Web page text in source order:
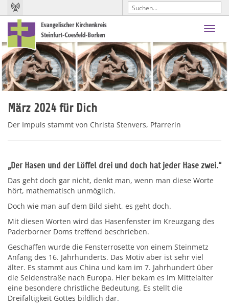
März 2024 für Dich
Der Impuls stammt von Christa Stenvers, Pfarrerin
„Der Hasen und der Löffel drei und doch hat jeder Hase zwei.“
Das geht doch gar nicht, denkt man, wenn man diese Worte
hört, mathematisch unmöglich.
Doch wie man auf dem Bild sieht, es geht doch.
Mit diesen Worten wird das Hasenfenster im Kreuzgang des
Paderborner Doms treffend beschrieben.
Geschaffen wurde die Fensterrosette von einem Steinmetz
Anfang des 16. Jahrhunderts. Das Motiv aber ist sehr viel
älter. Es stammt aus China und kam im 7. Jahrhundert über
die Seidenstraße nach Europa. Hier bekam es im Mittelalter
eine besondere christliche Bedeutung. Es stellt die
Dreifaltigkeit Gottes bildlich dar.